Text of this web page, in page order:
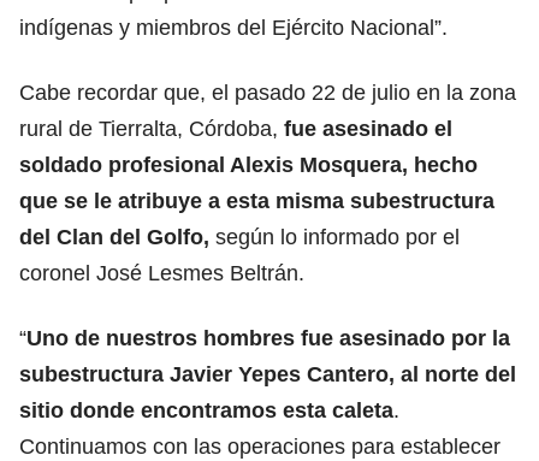
indígenas y miembros del Ejército Nacional”.
Cabe recordar que, el pasado 22 de julio en la zona
rural de Tierralta, Córdoba, fue asesinado el
soldado profesional Alexis Mosquera, hecho
que se le atribuye a esta misma subestructura
del Clan del Golfo, según lo informado por el
coronel José Lesmes Beltrán.
“Uno de nuestros hombres fue asesinado por la
subestructura Javier Yepes Cantero, al norte del
sitio donde encontramos esta caleta.
Continuamos con las operaciones para establecer